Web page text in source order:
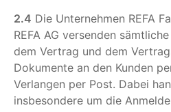
2.4 Die Unternehmen REFA
REFA AG versenden
dem Vertrag und dem
Dokumente an den Kunden
Verlangen per Post. Dabei
insbesondere um die